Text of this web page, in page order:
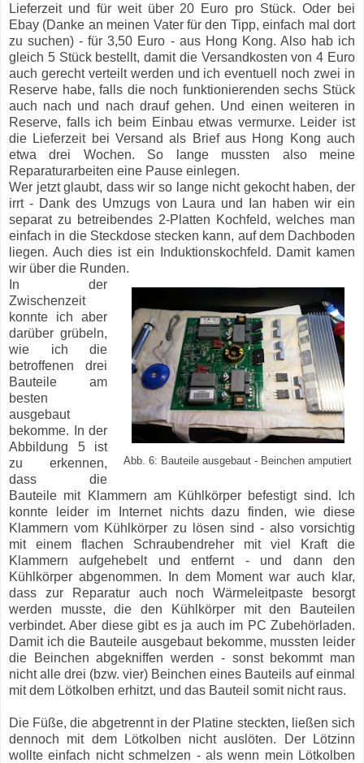
Lieferzeit und für weit über 20 Euro pro Stück. Oder bei
Ebay (Danke an meinen Vater für den Tipp, einfach mal dort
zu suchen) - für 3,50 Euro - aus Hong Kong. Also hab ich
gleich 5 Stück bestellt, damit die Versandkosten von 4 Euro
auch gerecht verteilt werden und ich eventuell noch zwei in
Reserve habe, falls die noch funktionierenden sechs Stück
auch nach und nach drauf gehen. Und einen weiteren in
Reserve, falls ich beim Einbau etwas vermurxe. Leider ist
die Lieferzeit bei Versand als Brief aus Hong Kong auch
etwa drei Wochen. So lange mussten also meine
Reparaturarbeiten eine Pause einlegen.
Wer jetzt glaubt, dass wir so lange nicht gekocht haben, der
irrt - Dank des Umzugs von Laura und Ian haben wir ein
separat zu betreibendes 2-Platten Kochfeld, welches man
einfach in die Steckdose stecken kann, auf dem Dachboden
liegen. Auch dies ist ein Induktionskochfeld. Damit kamen
wir über die Runden.
Abb. 6: Bauteile ausgebaut - Beinchen amputiert
In der
Zwischenzeit
konnte ich aber
darüber grübeln,
wie ich die
betroffenen drei
Bauteile am
besten
ausgebaut
bekomme. In der
Abbildung 5 ist
zu erkennen,
dass die
Bauteile mit Klammern am Kühlkörper befestigt sind. Ich
konnte leider im Internet nichts dazu finden, wie diese
Klammern vom Kühlkörper zu lösen sind - also vorsichtig
mit einem flachen Schraubendreher mit viel Kraft die
Klammern aufgehebelt und entfernt - und dann den
Kühlkörper abgenommen. In dem Moment war auch klar,
dass zur Reparatur auch noch Wärmeleitpaste besorgt
werden musste, die den Kühlkörper mit den Bauteilen
verbindet. Aber diese gibt es ja auch im PC Zubehörladen.
Damit ich die Bauteile ausgebaut bekomme, mussten leider
die Beinchen abgekniffen werden - sonst bekommt man
nicht alle drei (bzw. vier) Beinchen eines Bauteils auf einmal
mit dem Lötkolben erhitzt, und das Bauteil somit nicht raus.
Die Füße, die abgetrennt in der Platine steckten, ließen sich
dennoch mit dem Lötkolben nicht auslöten. Der Lötzinn
wollte einfach nicht schmelzen - als wenn mein Lötkolben